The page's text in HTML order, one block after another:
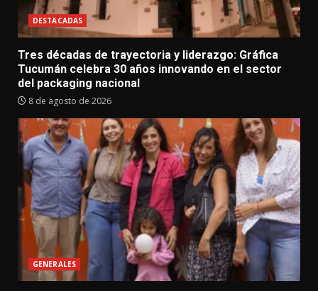
DESTACADAS
Tres décadas de trayectoria y liderazgo: Gráfica
Tucumán celebra 30 años innovando en el sector
del packaging nacional
8 de agosto de 2026
GENERALES